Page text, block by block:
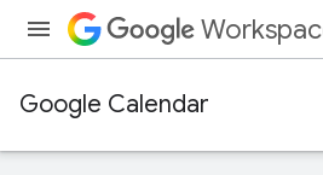
Google Calendar